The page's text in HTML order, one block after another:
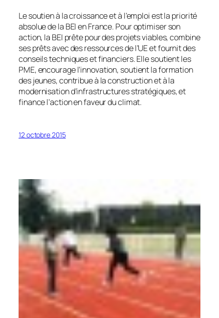
Le soutien à la croissance et à l’emploi est la priorité
absolue de la BEI en France. Pour optimiser son
action, la BEI prête pour des projets viables, combine
ses prêts avec des ressources de l’UE et fournit des
conseils techniques et financiers. Elle soutient les
PME, encourage l’innovation, soutient la formation
des jeunes, contribue à la construction et à la
modernisation d’infrastructures stratégiques, et
finance l’action en faveur du climat.
12 octobre 2015